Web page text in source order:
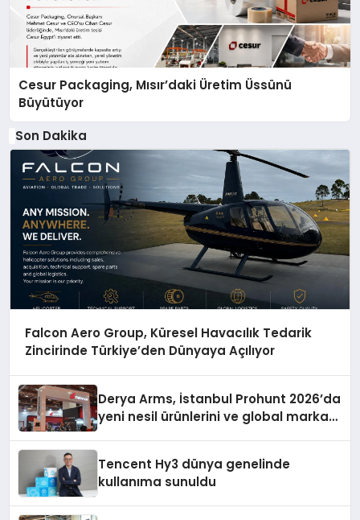
Cesur Packaging, Mısır’daki Üretim Üssünü
Büyütüyor
Son Dakika
Falcon Aero Group, Küresel Havacılık Tedarik
Zincirinde Türkiye’den Dünyaya Açılıyor
Derya Arms, İstanbul Prohunt 2026’da
yeni nesil ürünlerini ve global marka
Tencent Hy3 dünya genelinde
kullanıma sunuldu